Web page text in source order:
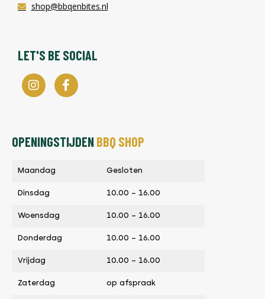
shop@bbqenbites.nl
LET'S BE SOCIAL
OPENINGSTIJDENBBQ SHOP
Maandag Gesloten
Dinsdag 10.00 – 16.00
Woensdag 10.00 – 16.00
Donderdag 10.00 – 16.00
Vrijdag 10.00 – 16.00
Zaterdag op afspraak